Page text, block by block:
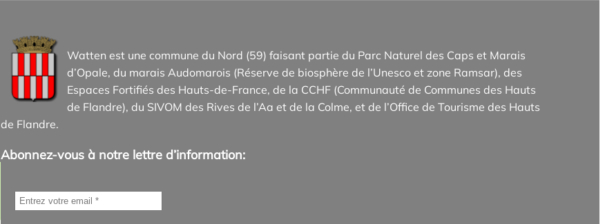
Watten est une commune du Nord (59) faisant partie du Parc Naturel des Caps et Marais
d’Opale, du marais Audomarois (Réserve de biosphère de l’Unesco et zone Ramsar), des
Espaces Fortifiés des Hauts-de-France, de la CCHF (Communauté de Communes des Hauts
de Flandre), du SIVOM des Rives de l’Aa et de la Colme, et de l’Office de Tourisme des Hauts
de Flandre.
Abonnez-vous à notre lettre d’information: